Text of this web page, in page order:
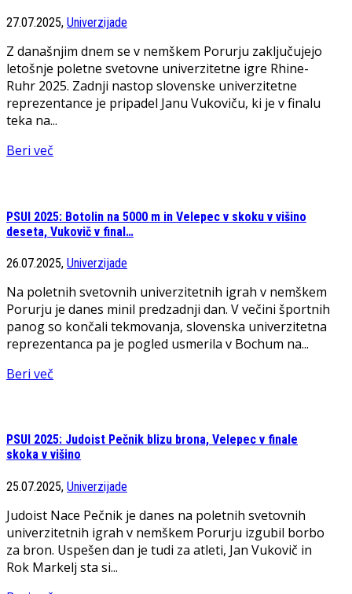
27.07.2025, Univerzijade
Z današnjim dnem se v nemškem Porurju zaključujejo
letošnje poletne svetovne univerzitetne igre Rhine-
Ruhr 2025. Zadnji nastop slovenske univerzitetne
reprezentance je pripadel Janu Vukoviču, ki je v finalu
teka na...
Beri več
PSUI 2025: Botolin na 5000 m in Velepec v skoku v višino
deseta, Vukovič v final…
26.07.2025, Univerzijade
Na poletnih svetovnih univerzitetnih igrah v nemškem
Porurju je danes minil predzadnji dan. V večini športnih
panog so končali tekmovanja, slovenska univerzitetna
reprezentanca pa je pogled usmerila v Bochum na...
Beri več
PSUI 2025: Judoist Pečnik blizu brona, Velepec v finale
skoka v višino
25.07.2025, Univerzijade
Judoist Nace Pečnik je danes na poletnih svetovnih
univerzitetnih igrah v nemškem Porurju izgubil borbo
za bron. Uspešen dan je tudi za atleti, Jan Vukovič in
Rok Markelj sta si...